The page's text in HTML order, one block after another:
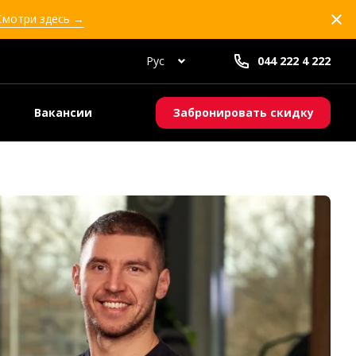
здесь →
Рус 044 222 4 222
Вакансии Забронировать скидку